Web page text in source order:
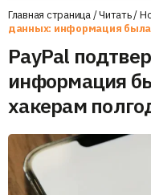
Главная страница/Читать/
данных: информация
PayPal
информация
хакерам